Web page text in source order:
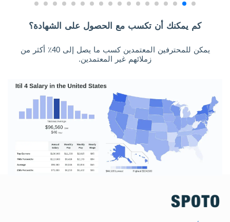
كم يمكنك أن تكسب مع الحصول على الشهادة؟
يمكن للمحترفين المعتمدين كسب ما يصل إلى 40٪ أكثر من
زملائهم غير المعتمدين.